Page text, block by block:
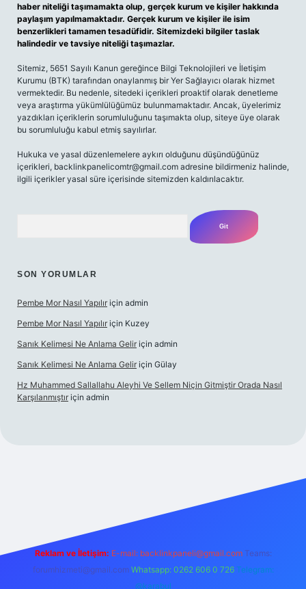
haber niteliği taşımamakta olup, gerçek kurum ve kişiler hakkında
paylaşım yapılmamaktadır. Gerçek kurum ve kişiler ile isim
benzerlikleri tamamen tesadüfidir. Sitemizdeki bilgiler taslak
halindedir ve tavsiye niteliği taşımazlar.
Sitemiz, 5651 Sayılı Kanun gereğince Bilgi Teknolojileri ve İletişim
Kurumu (BTK) tarafından onaylanmış bir Yer Sağlayıcı olarak hizmet
vermektedir. Bu nedenle, sitedeki içerikleri proaktif olarak denetleme
veya araştırma yükümlülüğümüz bulunmamaktadır. Ancak, üyelerimiz
yazdıkları içeriklerin sorumluluğunu taşımakta olup, siteye üye olarak
bu sorumluluğu kabul etmiş sayılırlar.
Hukuka ve yasal düzenlemelere aykırı olduğunu düşündüğünüz
içerikleri, backlinkpanelicomtr@gmail.com adresine bildirmeniz halinde,
ilgili içerikler yasal süre içerisinde sitemizden kaldırılacaktır.
SON YORUMLAR
Pembe Mor Nasıl Yapılır için admin
Pembe Mor Nasıl Yapılır için Kuzey
Sanık Kelimesi Ne Anlama Gelir için admin
Sanık Kelimesi Ne Anlama Gelir için Gülay
Hz Muhammed Sallallahu Aleyhi Ve Sellem Niçin Gitmiştir Orada Nasıl
Karşılanmıştır için admin
Reklam ve İletişim: E-mail: backlinkpaneli@gmail.com Teams:
forumhizmeti@gmail.com Whatsapp: 0262 606 0 726 Telegram:
@karabul